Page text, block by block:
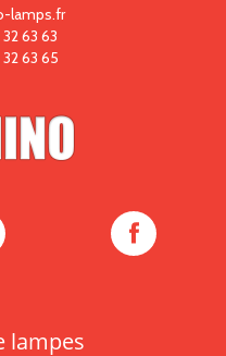
lamps.fr
63 63
63 65
Oshino
Oshino
lampes